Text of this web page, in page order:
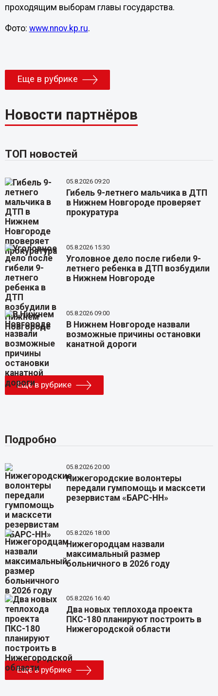
проходящим выборам главы государства.
Фото: www.nnov.kp.ru.
Еще в рубрике
Новости партнёров
ТОП новостей
05.8.2026 09:20
Гибель 9-летнего мальчика в ДТП
в Нижнем Новгороде проверяет
прокуратура
05.8.2026 15:30
Уголовное дело после гибели 9-
летнего ребенка в ДТП возбудили
в Нижнем Новгороде
05.8.2026 09:00
В Нижнем Новгороде назвали
возможные причины остановки
канатной дороги
Еще в рубрике
Подробно
05.8.2026 20:00
Нижегородские волонтеры
передали гумпомощь и масксети
резервистам «БАРС-НН»
05.8.2026 18:00
Нижегородцам назвали
максимальный размер
больничного в 2026 году
05.8.2026 16:40
Два новых теплохода проекта
ПКС-180 планируют построить в
Нижегородской области
Еще в рубрике